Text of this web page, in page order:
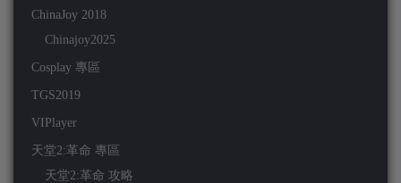
ChinaJoy 2018
Chinajoy2025
Cosplay 專區
TGS2019
VIPlayer
天堂2:革命 專區
天堂2:革命 攻略